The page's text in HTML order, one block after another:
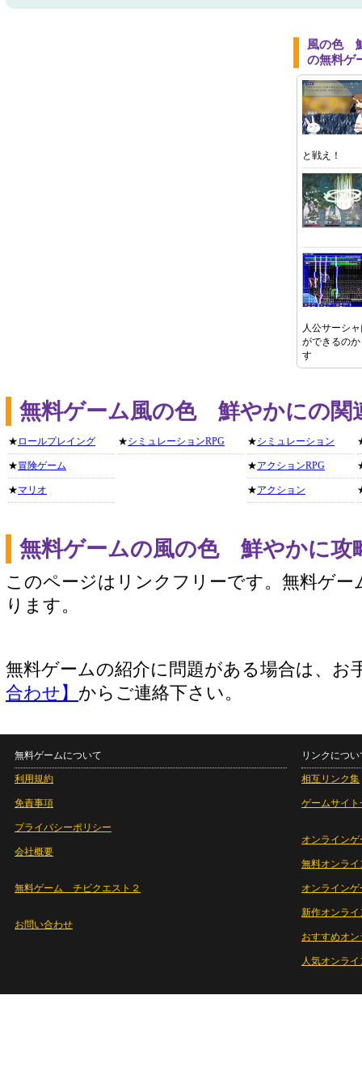
風の色
の無料ゲ
と戦え！
人公サーシ
ができるの
す
無料ゲーム風の色 鮮やかにの関
★ ロールプレイング
★冒険ゲーム
★マリオ
★シミュレーションRPG ★シミュレーション
★アクションRPG
★アクション
無料ゲームの風の色 鮮やかに攻
このページはリンクフリーです。無料ゲー
ります。
無料ゲームの紹介に問題がある場合は、お
合わせ】 からご連絡下さい。
無料ゲームについて
利用規約
免責事項
プライバシーポリシー
会社概要
無料ゲーム チビクエスト２
お問い合わせ
リンクについ
相互リンク集
ゲームサイト
オンラインゲ
無料オンライ
オンライン
新作オンライ
おすすめオ
人気オンラ